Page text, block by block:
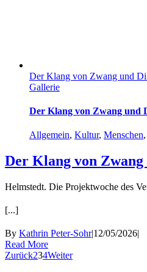
Der Klang von Zwang und
Gallerie
Der Klang von Zwang und
Allgemein, Kultur, Menschen,
Der Klang von
Helmstedt. Die Projektwoche des
[...]
By Kathrin Peter-Sohr|12/05/2026|
Read More
Zurück234Weiter